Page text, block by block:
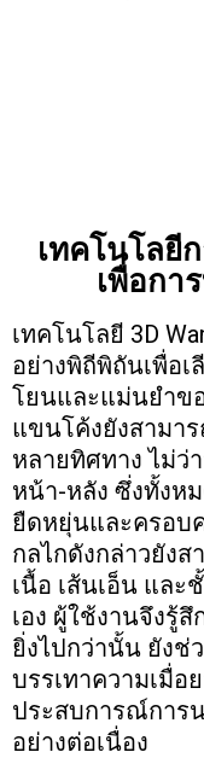
เทคโนโลยี
เพื่อกา
เทคโนโลยี 3D
อย่างพิถีพิถันเพื่อ
โยนและแม่นยำข
แขนโค้งยังสามา
หลายทิศทาง ไม่ว่
หน้า-หลัง ซึ่งทั้งห
ยืดหยุ่นและครอบ
กลไกดังกล่าวยังส
เนื้อ เส้นเอ็น และ
เอง ผู้ใช้งานจึงรู้
ยิ่งไปกว่านั้น ยังช่
บรรเทาความเมื่อ
ประสบการณ์การ
อย่างต่อเนื่อง